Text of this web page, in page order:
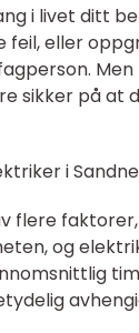
i livet ditt
feil, eller
Men
sikker på at
i
flere
og